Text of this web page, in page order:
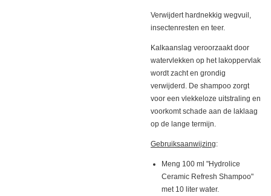
Verwijdert hardnekkig wegvuil,
insectenresten en teer.
Kalkaanslag veroorzaakt door
watervlekken op het lakoppervlak
wordt zacht en grondig
verwijderd. De shampoo zorgt
voor een vlekkeloze uitstraling en
voorkomt schade aan de laklaag
op de lange termijn.
Gebruiksaanwijzing:
Meng 100 ml "Hydrolice
Ceramic Refresh Shampoo"
met 10 liter water.